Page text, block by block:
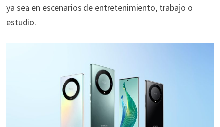
ya sea en escenarios de entretenimiento, trabajo o
estudio.